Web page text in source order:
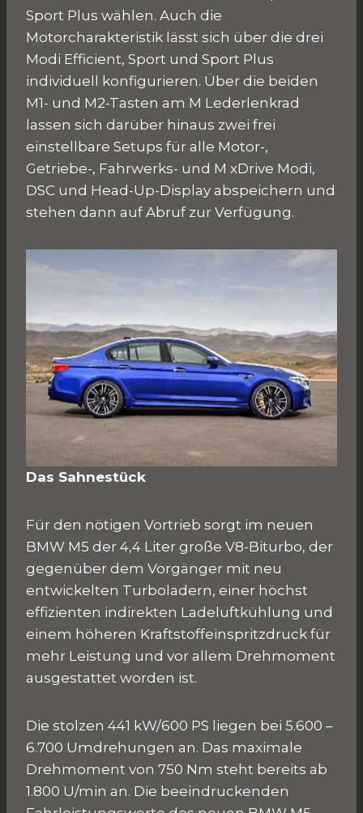
Sport Plus wählen. Auch die
Motorcharakteristik lässt sich über die drei
Modi Efficient, Sport und Sport Plus
individuell konfigurieren. Über die beiden
M1- und M2-Tasten am M Lederlenkrad
lassen sich darüber hinaus zwei frei
einstellbare Setups für alle Motor-,
Getriebe-, Fahrwerks- und M xDrive Modi,
DSC und Head-Up-Display abspeichern und
stehen dann auf Abruf zur Verfügung.
Das Sahnestück
Für den nötigen Vortrieb sorgt im neuen
BMW M5 der 4,4 Liter große V8-Biturbo, der
gegenüber dem Vorgänger mit neu
entwickelten Turboladern, einer höchst
effizienten indirekten Ladeluftkühlung und
einem höheren Kraftstoffeinspritzdruck für
mehr Leistung und vor allem Drehmoment
ausgestattet worden ist.
Die stolzen 441 kW/600 PS liegen bei 5.600 –
6.700 Umdrehungen an. Das maximale
Drehmoment von 750 Nm steht bereits ab
1.800 U/min an. Die beeindruckenden